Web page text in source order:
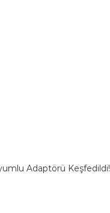
Adaptörü Keşfedildi!